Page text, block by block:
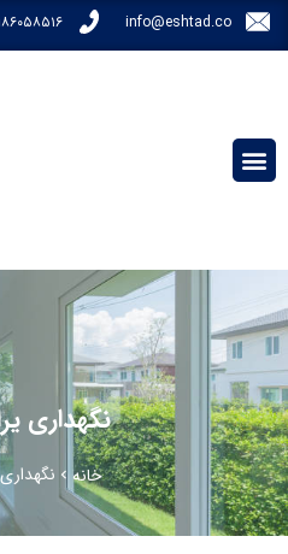
info@eshtad.co
نگهداری
خانه